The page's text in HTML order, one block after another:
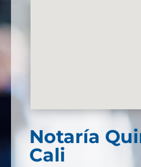
Notaría
Cali